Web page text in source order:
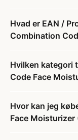
Hvad er EAN /
Combination
Hvilken kategori
Code Face
Hvor kan jeg
Face Moisturizer